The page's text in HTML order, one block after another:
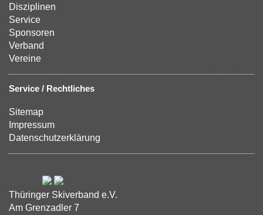
Disziplinen
Service
Sponsoren
Verband
Vereine
Service / Rechtliches
Sitemap
Impressum
Datenschutzerklärung
Thüringer Skiverband e.V.
Am Grenzadler 7